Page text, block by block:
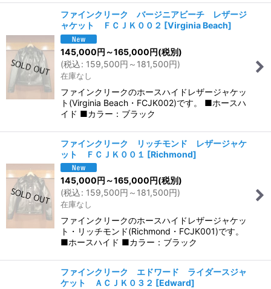
ファインクリーク バージニアビーチ レザージ
ャケット ＦＣＪＫ００２ [Virginia Beach]
145,000円 ～165,000円(税別)
(税込: 159,500円 ～181,500円)
在庫なし
ファインクリークのホースハイドレザージャケッ
ト(Virginia Beach・FCJK002)です。 ■ホースハ
イド ■カラー：ブラック
ファインクリーク リッチモンド レザージャケ
ット ＦＣＪＫ００１ [Richmond]
145,000円 ～165,000円(税別)
(税込: 159,500円 ～181,500円)
在庫なし
ファインクリークのホースハイドレザージャケッ
ト・リッチモンド(Richmond・FCJK001)です。
■ホースハイド ■カラー：ブラック
ファインクリーク エドワード ライダースジャ
ケット ＡＣＪＫ０３２ [Edward]